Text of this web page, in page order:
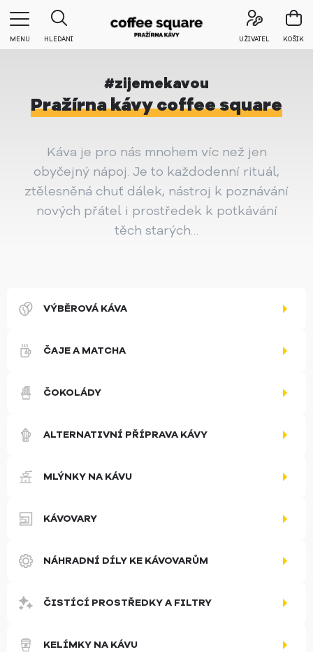
MENU HLEDÁNÍ UŽIVATEL KOŠÍK
Pražírna kávy coffee square
Káva je pro nás mnohem víc než jen
obyčejný nápoj. Je to každodenní rituál,
ztělesněná chuť dálek, nástroj k poznávání
nových přátel i prostředek k potkávání
těch starých…
VÝBĚROVÁ KÁVA
ČAJE A MATCHA
ČOKOLÁDY
ALTERNATIVNÍ PŘÍPRAVA KÁVY
MLÝNKY NA KÁVU
KÁVOVARY
NÁHRADNÍ DÍLY KE KÁVOVARŮM
ČISTÍCÍ PROSTŘEDKY A FILTRY
KELÍMKY NA KÁVU